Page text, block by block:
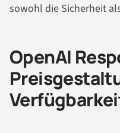
sowohl die Sicherheit
OpenAI